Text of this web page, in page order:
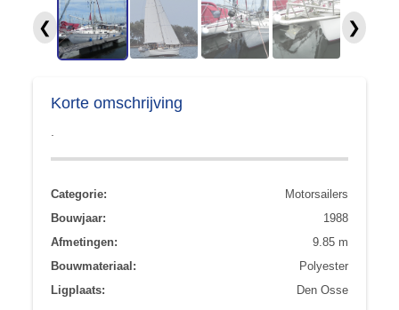
❮ ❯
Korte omschrijving
Categorie:
Motorsailers
Bouwjaar:
1988
Afmetingen:
9.85 m
Bouwmateriaal:
Polyester
Ligplaats:
Den Osse